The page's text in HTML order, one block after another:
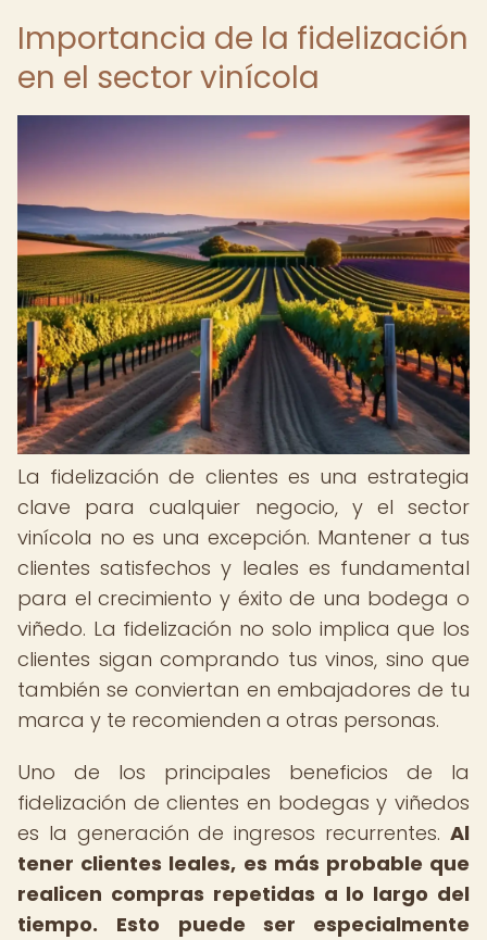
Importancia de la fidelización
en el sector vinícola
La fidelización de clientes es una estrategia
clave para cualquier negocio, y el sector
vinícola no es una excepción. Mantener a tus
clientes satisfechos y leales es fundamental
para el crecimiento y éxito de una bodega o
viñedo. La fidelización no solo implica que los
clientes sigan comprando tus vinos, sino que
también se conviertan en embajadores de tu
marca y te recomienden a otras personas.
Uno de los principales beneficios de la
fidelización de clientes en bodegas y viñedos
es la generación de ingresos recurrentes. Al
tener clientes leales, es más probable que
realicen compras repetidas a lo largo del
tiempo.
Esto puede ser especialmente